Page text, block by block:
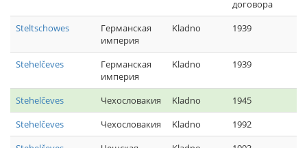
договора
Steltschowes
Германская
империя
Kladno 1939
Stehelčeves
Германская
империя
Kladno 1939
Stehelčeves Чехословакия Kladno
1945
Stehelčeves
Чехословакия Kladno
1992